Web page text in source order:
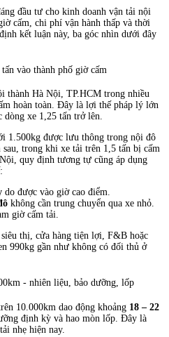
đầu tư cho kinh doanh vận tải nội
cấm, chi phí vận hành thấp và thời
kết luận này, ba góc nhìn dưới đây
vào thành phố giờ cấm
thành Hà Nội, TP.HCM trong nhiều
hoàn toàn. Đây là lợi thế pháp lý lớn
dòng xe 1,25 tấn trở lên.
1.500kg được lưu thông trong nội đô
sau, trong khi xe tải trên 1,5 tấn bị cấm
quy định tương tự cũng áp dụng
do được vào giờ cao điểm.
không cần trung chuyển qua xe nhỏ.
giờ cấm tải.
thị, cửa hàng tiện lợi, F&B hoặc
990kg gần như không có đối thủ ở
- nhiên liệu, bảo dưỡng, lốp
10.000km dao động khoảng 18 – 22
định kỳ và hao mòn lốp. Đây là
nhẹ hiện nay.